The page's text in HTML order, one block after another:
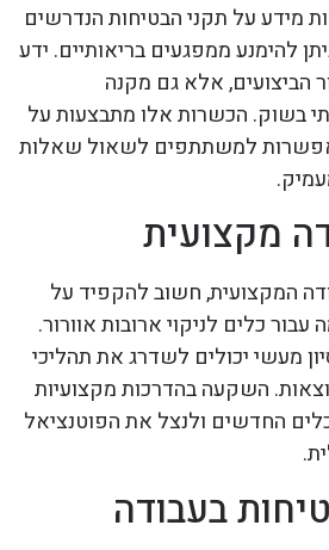
מידע על תקני הבטיחות הנדרשים
להימנע ממפגעים בריאותיים. ידע
הביצועים, אלא גם מקנה
בשוק. הכשרות אלו מתבצעות על
למשתתפים לשאול שאלות
מקצועית
המקצועית, חשוב להקפיד על
כלים לניקוי ארובות אוורור.
מעשי יכולים לשדרג את תהליכי
השקעה בהדרכות מקצועיות
החדשים ולנצל את הפוטנציאל
בעבודה